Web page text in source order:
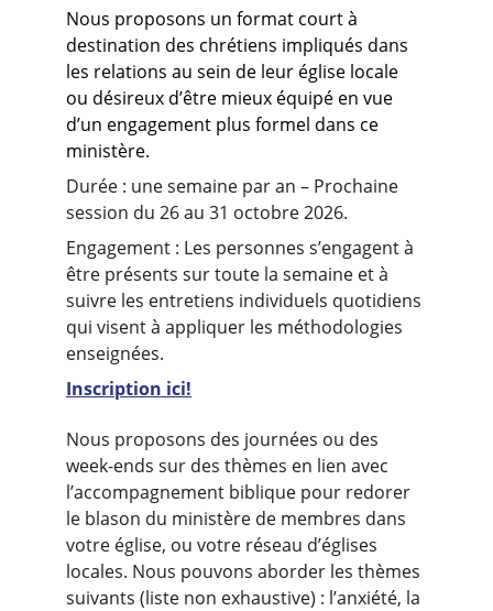
Nous proposons un format court à
destination des chrétiens impliqués dans
les relations au sein de leur église locale
ou désireux d’être mieux équipé en vue
d’un engagement plus formel dans ce
ministère.
Durée : une semaine par an – Prochaine
session du 26 au 31 octobre 2026.
Engagement : Les personnes s’engagent à
être présents sur toute la semaine et à
suivre les entretiens individuels quotidiens
qui visent à appliquer les méthodologies
enseignées.
Inscription ici!
Nous proposons des journées ou des
week-ends sur des thèmes en lien avec
l’accompagnement biblique pour redorer
le blason du ministère de membres dans
votre église, ou votre réseau d’églises
locales. Nous pouvons aborder les thèmes
suivants (liste non exhaustive) : l’anxiété, la